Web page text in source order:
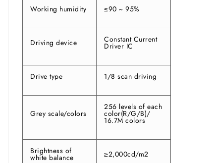
Working humidity ≤90 ~ 95%
Driving device Constant Current
Driver IC
Drive type 1/8 scan driving
Grey scale/colors
256 levels of each
color(R/G/B)/
16.7M colors
Brightness of
white balance ≥2,000cd/m2